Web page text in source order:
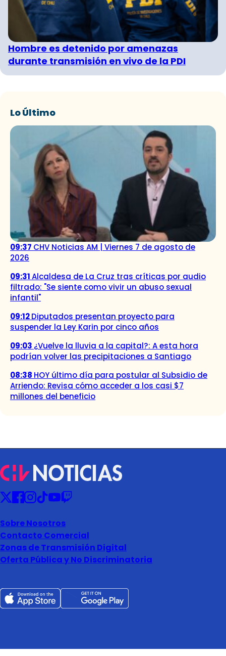
Hombre es detenido por amenazas
durante transmisión en vivo de la PDI
Lo Último
09:37 CHV Noticias AM | Viernes 7 de agosto de
2026
09:31Alcaldesa de La Cruz tras críticas por audio
filtrado: "Se siente como vivir un abuso sexual
infantil"
09:12Diputados presentan proyecto para
suspender la Ley Karin por cinco años
09:03 ¿Vuelve la lluvia a la capital?: A esta hora
podrían volver las precipitaciones a Santiago
08:38 HOY último día para postular al Subsidio de
Arriendo: Revisa cómo acceder a los casi $7
millones del beneficio
Sobre Nosotros
Contacto Comercial
Zonas de Transmisión Digital
Oferta Pública y No Discriminatoria